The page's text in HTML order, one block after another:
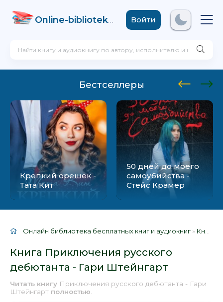
Online-biblioteka .comВойти
Бестселлеры
Крепкий орешек -
Тата Кит
50 дней до моего
самоубийства -
Стейс Крамер
Онлайн библиотека бесплатных книг и аудиокниг » Книги
Книга Приключения русского
дебютанта - Гари Штейнгарт
Читать книгу Приключения русского дебютанта - Гари
Штейнгарт полностью